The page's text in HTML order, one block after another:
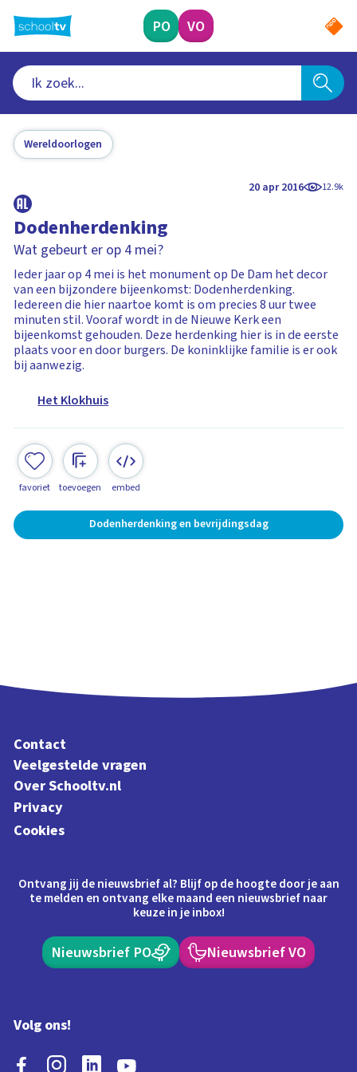
naar
hoofdinhoud
PO VO
Wereldoorlogen
20 apr 2016 12.9k
Dodenherdenking
Wat gebeurt er op 4 mei?
Ieder jaar op 4 mei is het monument op De Dam het decor
van een bijzondere bijeenkomst: Dodenherdenking.
Iedereen die hier naartoe komt is om precies 8 uur twee
minuten stil. Vooraf wordt in de Nieuwe Kerk een
bijeenkomst gehouden. Deze herdenking hier is in de eerste
plaats voor en door burgers. De koninklijke familie is er ook
bij aanwezig.
Het Klokhuis
favoriet toevoegen embed
Dodenherdenking en bevrijdingsdag
Contact
Veelgestelde vragen
Over Schooltv.nl
Privacy
Cookies
Ontvang jij de nieuwsbrief al? Blijf op de hoogte door je aan
te melden en ontvang elke maand een nieuwsbrief naar
keuze in je inbox!
Nieuwsbrief PO Nieuwsbrief VO
Volg ons!